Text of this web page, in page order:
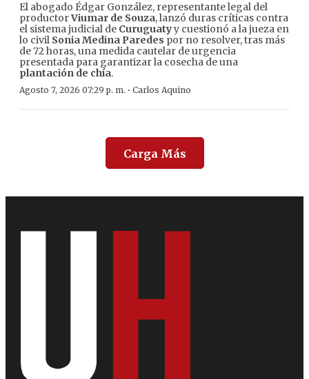
El abogado Édgar González, representante legal del
productorViumar de Souza, lanzó duras críticas contra
el sistema judicial de Curuguatyy cuestionó a la jueza en
lo civil Sonia Medina Paredes por no resolver, tras más
de 72 horas, una medida cautelar de urgencia
presentada para garantizar la cosecha de una
plantación de chía.
Agosto 7, 2026 07:29 p. m. · Carlos Aquino
Carga Más